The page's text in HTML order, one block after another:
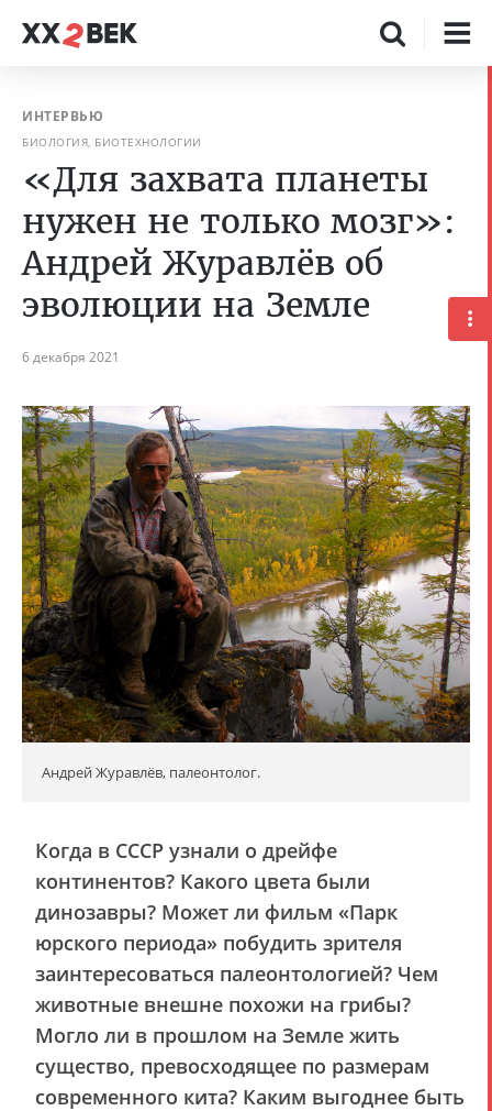
ИНТЕРВЬЮ
БИОЛОГИЯ, БИОТЕХНОЛОГИИ
«Для захвата планеты
нужен не только мозг»:
Андрей Журавлёв об
эволюции на Земле
6 декабря 2021
Андрей Журавлёв, палеонтолог.
Когда в СССР узнали о дрейфе
континентов? Какого цвета были
динозавры? Может ли фильм «Парк
юрского периода» побудить зрителя
заинтересоваться палеонтологией? Чем
животные внешне похожи на грибы?
Могло ли в прошлом на Земле жить
существо, превосходящее по размерам
современного кита? Каким выгоднее быть